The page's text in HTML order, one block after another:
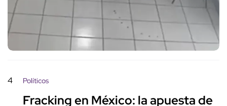
4 Políticos
Fracking en México: la apuesta de